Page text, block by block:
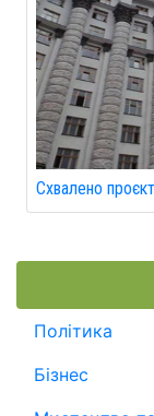
Схвалено
Політика
Бізнес